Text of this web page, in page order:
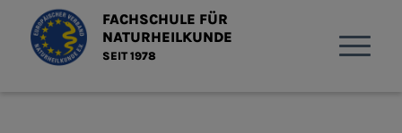
FACHSCHULE FÜR
NATURHEILKUNDE
SEIT 1978